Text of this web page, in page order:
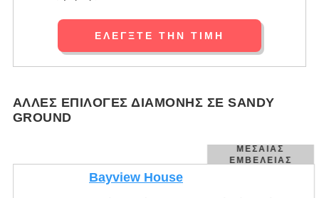
ΕΛΈΓΞΤΕ ΤΗΝ ΤΙΜΉ
ΆΛΛΕΣ ΕΠΙΛΟΓΈΣ ΔΙΑΜΟΝΉΣ ΣΕ SANDY
GROUND
ΜΕΣΑΊΑΣ
ΕΜΒΈΛΕΙΑΣ
Bayview House